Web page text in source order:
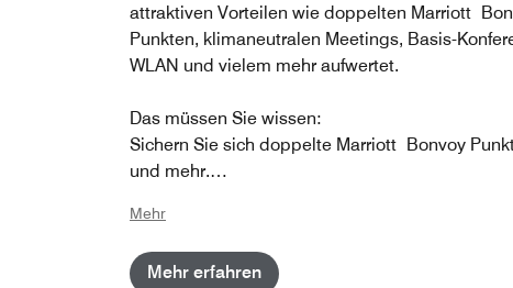
attraktiven Vorteilen wie doppelten Marriott
Punkten, klimaneutralen Meetings, Basis-
WLAN und vielem mehr aufwertet.
Das müssen Sie wissen:
Sichern Sie sich doppelte Marriott Bonvoy
und mehr.
Hotels.
Profitieren Sie von zusätzlichen Vorteilen bei der
Buchung mehrerer Hotels.
Mehr
Mehr erfahren